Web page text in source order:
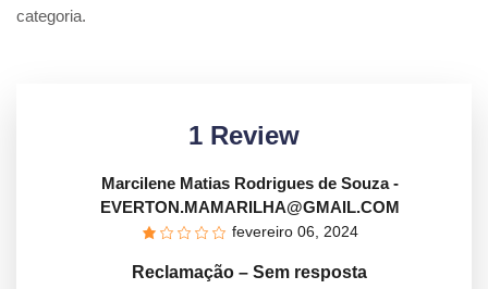
categoria.
1 Review
Marcilene Matias Rodrigues de Souza-
EVERTON.MAMARILHA@GMAIL.COM
fevereiro 06, 2024
Reclamação – Sem resposta